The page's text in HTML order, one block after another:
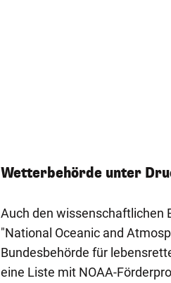
Wetterbehörde unter
Auch den wissenschaftlichen
"National Oceanic and
Bundesbehörde für
eine Liste mit NOAA-